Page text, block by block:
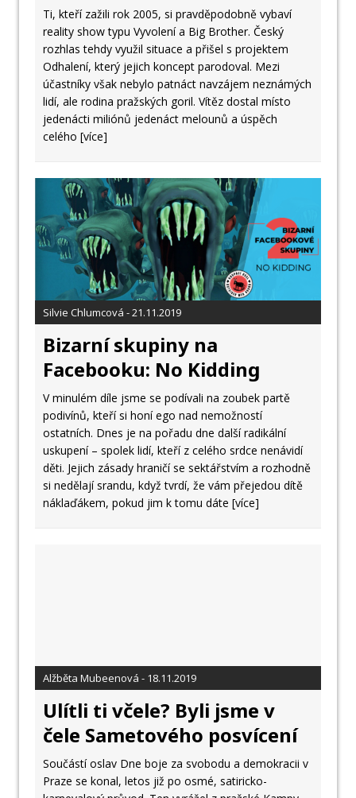
Ti, kteří zažili rok 2005, si pravděpodobně vybaví
reality show typu Vyvolení a Big Brother. Český
rozhlas tehdy využil situace a přišel s projektem
Odhalení, který jejich koncept parodoval. Mezi
účastníky však nebylo patnáct navzájem neznámých
lidí, ale rodina pražských goril. Vítěz dostal místo
jedenácti miliónů jedenáct melounů a úspěch
celého [více]
Silvie Chlumcová - 21.11.2019
Bizarní skupiny na
Facebooku: No Kidding
V minulém díle jsme se podívali na zoubek partě
podivínů, kteří si honí ego nad nemožností
ostatních. Dnes je na pořadu dne další radikální
uskupení – spolek lidí, kteří z celého srdce nenávidí
děti. Jejich zásady hraničí se sektářstvím a rozhodně
si nedělají srandu, když tvrdí, že vám přejedou dítě
náklaďákem, pokud jim k tomu dáte [více]
Alžběta Mubeenová - 18.11.2019
Ulítli ti včele? Byli jsme v
čele Sametového posvícení
Součástí oslav Dne boje za svobodu a demokracii v
Praze se konal, letos již po osmé, satiricko-